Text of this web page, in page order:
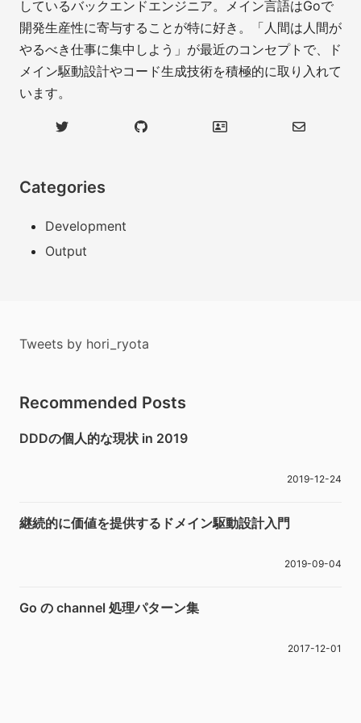
しているバックエンドエンジニア。メイン言語はGoで
開発生産性に寄与することが特に好き。「人間は人間が
やるべき仕事に集中しよう」が最近のコンセプトで、ド
メイン駆動設計やコード生成技術を積極的に取り入れて
います。
Categories
Development
Output
Tweets by hori_ryota
Recommended Posts
DDDの個人的な現状 in 2019
2019-12-24
継続的に価値を提供するドメイン駆動設計入門
2019-09-04
Go の channel 処理パターン集
2017-12-01